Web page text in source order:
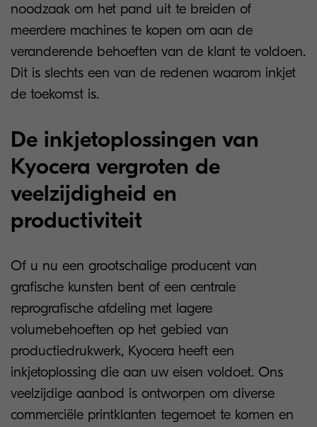
noodzaak om het pand uit te breiden of
meerdere machines te kopen om aan de
veranderende behoeften van de klant te voldoen.
Dit is slechts een van de redenen waarom inkjet
de toekomst is.
De inkjetoplossingen van
Kyocera vergroten de
veelzijdigheid en
productiviteit
Of u nu een grootschalige producent van
grafische kunsten bent of een centrale
reprografische afdeling met lagere
volumebehoeften op het gebied van
productiedrukwerk, Kyocera heeft een
inkjetoplossing die aan uw eisen voldoet. Ons
veelzijdige aanbod is ontworpen om diverse
commerciële printklanten tegemoet te komen en